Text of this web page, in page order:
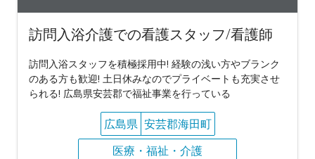
訪問入浴介護での看護スタッフ/看護師
訪問入浴スタッフを積極採用中! 経験の浅い方やブランク
のある方も歓迎! 土日休みなのでプライベートも充実させ
られる! 広島県安芸郡で福祉事業を行っている
広島県 安芸郡海田町
医療・福祉・介護